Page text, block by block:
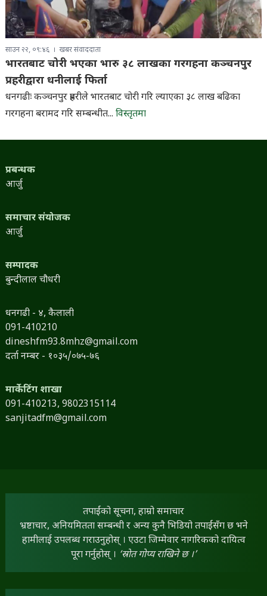
साउन २२, ०९:४६ खबर संवाददाता
भारतबाट चोरी भएका भारु ३८ लाखका गरगहना कञ्चनपुर
प्रहरीद्वारा धनीलाई फिर्ता
धनगढीः कञ्चनपुर प्रहरीले भारतबाट चोरी गरि ल्याएका ३८ लाख बढिका
गरगहना बरामद गरि सम्बन्धीत... विस्तृतमा
प्रबन्धक
आर्जु
समाचार संयोजक
आर्जु
सम्पादक
बुन्दीलाल चौधरी
धनगढी - ४, कैलाली
091-410210
dineshfm93.8mhz@gmail.com
दर्ता नम्बर - १०३५/०७५-७६
मार्केटिंग शाखा
091-410213, 9802315114
sanjitadfm@gmail.com
तपाईंको सूचना, हाम्रो समाचार
भ्रष्टाचार, अनियमितता सम्बन्धी र अन्य कुनै भिडियो तपाईंसँग छ भने
हामीलाई उपलब्ध गराउनुहोस् । एउटा जिम्मेवार नागरिकको दायित्व
पूरा गर्नुहोस् । ‘स्रोत गोप्य राखिने छ ।’